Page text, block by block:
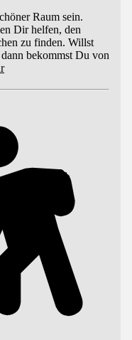
Raum sein.
Dir helfen, den
zu finden. Willst
bekommst Du von